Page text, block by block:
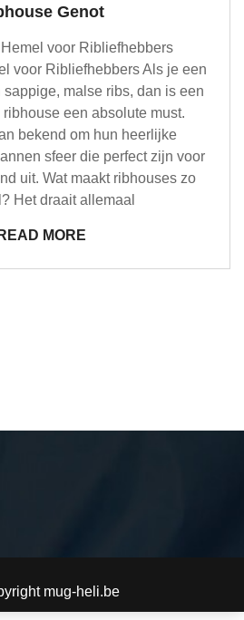
Genot
voor Ribliefhebbers
voor Ribliefhebbers Als je een
sappige, malse ribs, dan is een
een absolute must.
bekend om hun heerlijke
sfeer die perfect zijn voor
uit. Wat maakt ribhouses zo
Het draait allemaal
READ MORE
mug-heli.be